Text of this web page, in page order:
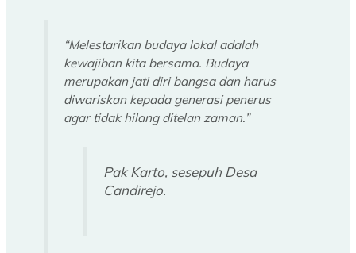
“Melestarikan budaya lokal adalah
kewajiban kita bersama. Budaya
merupakan jati diri bangsa dan harus
diwariskan kepada generasi penerus
agar tidak hilang ditelan zaman.”
Pak Karto, sesepuh Desa
Candirejo.